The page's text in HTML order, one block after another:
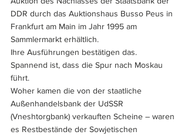
DDR durch das Auktionshaus Busso Peus in
Frankfurt am Main im Jahr 1995 am
Sammlermarkt erhältlich.
Ihre Ausführungen bestätigen das.
Spannend ist, dass die Spur nach Moskau
führt.
Woher kamen die von der staatliche
Außenhandelsbank der UdSSR
(Vneshtorgbank) verkauften Scheine – waren
es Restbestände der Sowjetischen